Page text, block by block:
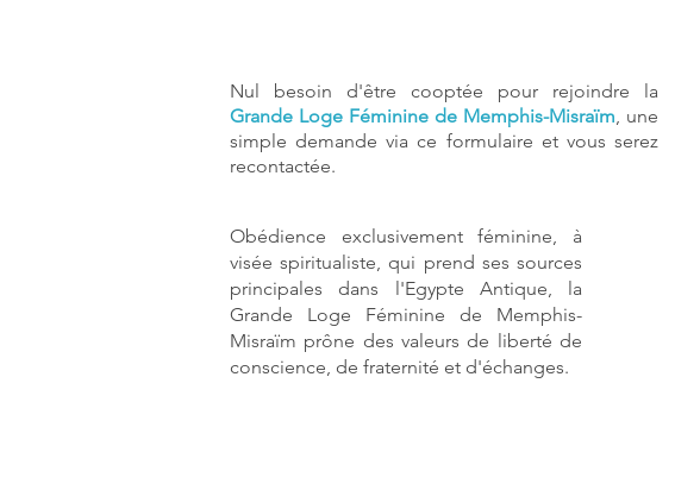
Nul besoin d'être cooptée pour rejoindre la
Grande Loge Féminine de Memphis-Misraïm , une
simple demande via ce formulaire et vous serez
recontactée.
Obédience exclusivement féminine, à
visée spiritualiste, qui prend ses sources
principales dans l'Egypte Antique, la
Grande Loge Féminine de Memphis-
Misraïm prône des valeurs de liberté de
conscience, de fraternité et d'échanges.